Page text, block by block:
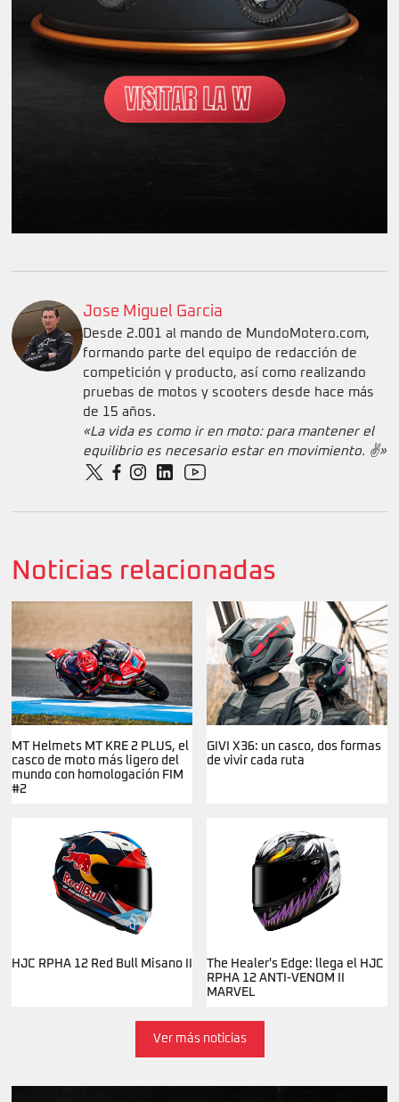
Jose Miguel Garcia
Desde 2.001 al mando de MundoMotero.com,
formando parte del equipo de redacción de
competición y producto, así como realizando
pruebas de motos y scooters desde hace más
de 15 años.
«La vida es como ir en moto: para mantener el
equilibrio es necesario estar en movimiento. ✌️»
Noticias relacionadas
MT Helmets MT KRE 2 PLUS, el
casco de moto más ligero del
mundo con homologación FIM
#2
GIVI X36: un casco, dos formas
de vivir cada ruta
HJC RPHA 12 Red Bull Misano II
The Healer's Edge: llega el HJC
RPHA 12 ANTI-VENOM II
MARVEL
Ver más noticias